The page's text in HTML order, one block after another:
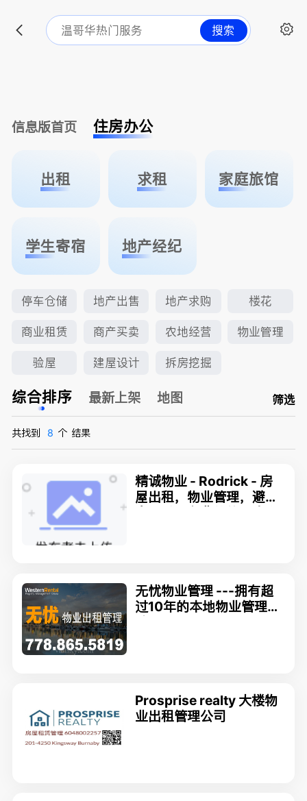
搜索
信息版首页 住房办公
出租 求租 家庭旅馆
学生寄宿 地产经纪
停车仓储 地产出售 地产求购 楼花
商业租赁 商产买卖 农地经营 物业管理
验屋 建屋设计 拆房挖掘
综合排序 最新上架 地图 筛选
共找到 8 个 结果
精诚物业 - Rodrick - 房
屋出租，物业管理，避免
无忧物业管理 ---拥有超
过10年的本地物业管理经
Prosprise realty 大楼物
业出租管理公司